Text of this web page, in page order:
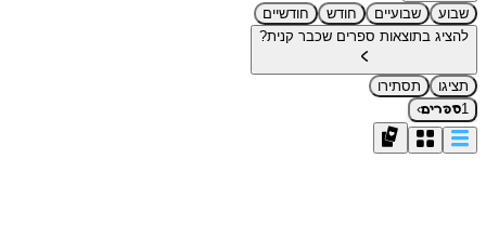
שבוע שבועיים חודש
חודשיים
להציג בתוצאות ספרים שכבר קנית?
תציגו
תסתירו
1ספרים›